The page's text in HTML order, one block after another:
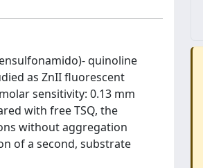
quinoline
as ZnII fluorescent
sensitivity: 0.13 mm
with free TSQ, the
without aggregation
of a second, substrate